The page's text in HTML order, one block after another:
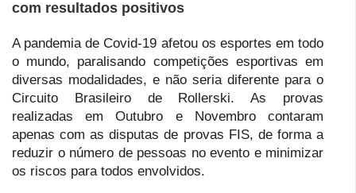
com resultados positivos
A pandemia de Covid-19 afetou os esportes em todo
o mundo, paralisando competições esportivas em
diversas modalidades, e não seria diferente para o
Circuito Brasileiro de Rollerski. As provas
realizadas em Outubro e Novembro contaram
apenas com as disputas de provas FIS, de forma a
reduzir o número de pessoas no evento e minimizar
os riscos para todos envolvidos.